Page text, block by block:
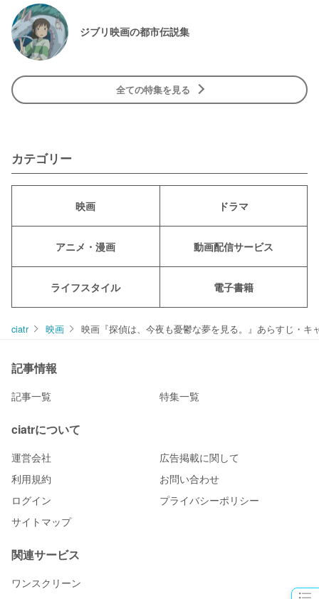
ジブリ映画の都市伝説集
全ての特集を見る
カテゴリー
映画 ドラマ
アニメ・漫画 動画配信サービス
ライフスタイル 電子書籍
ciatr 映画 映画『探偵は、今夜も憂鬱な夢を見る。』あらすじ・キ
記事情報
記事一覧 特集一覧
ciatrについて
運営会社
広告掲載に関して
利用規約
お問い合わせ
ログイン
プライバシーポリシー
サイトマップ
関連サービス
ワンスクリーン